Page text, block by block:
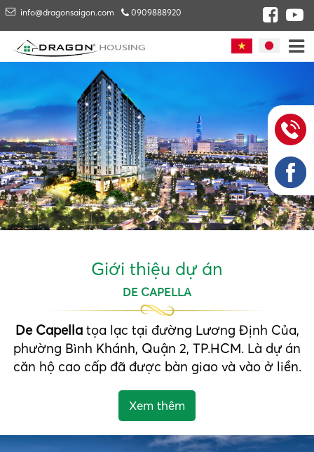
info@dragonsaigon.com 0909888920
Giới thiệu dự án
DE CAPELLA
De Capellatọa lạc tại đường Lương Định Của,
phường Bình Khánh, Quận 2, TP.HCM. Là dự án
căn hộ cao cấp đã được bàn giao và vào ở liền.